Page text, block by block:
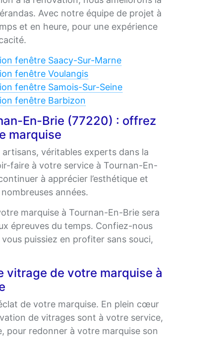
Avec notre équipe de projet à
et en heure, pour une expérience
fenêtre Saacy-Sur-Marne
fenêtre Voulangis
fenêtre Samois-Sur-Seine
fenêtre Barbizon
En-Brie (77220) : offrez
marquise
artisans, véritables experts dans la
faire à votre service à Tournan-En-
à apprécier l’esthétique et
années.
marquise à Tournan-En-Brie sera
épreuves du temps. Confiez-nous
puissiez en profiter sans souci,
vitrage de votre marquise à
de votre marquise. En plein cœur
de vitrages sont à votre service,
pour redonner à votre marquise son